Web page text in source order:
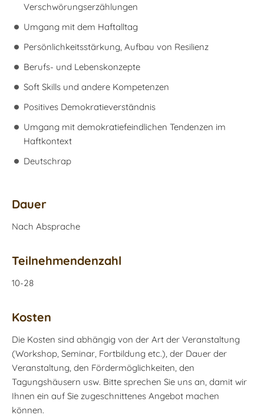
Verschwörungserzählungen
Umgang mit dem Haftalltag
Persönlichkeitsstärkung, Aufbau von Resilienz
Berufs- und Lebenskonzepte
Soft Skills und andere Kompetenzen
Positives Demokratieverständnis
Umgang mit demokratiefeindlichen Tendenzen im
Haftkontext
Deutschrap
Dauer
Nach Absprache
Teilnehmendenzahl
10-28
Kosten
Die Kosten sind abhängig von der Art der Veranstaltung
(Workshop, Seminar, Fortbildung etc.), der Dauer der
Veranstaltung, den Fördermöglichkeiten, den
Tagungshäusern usw. Bitte sprechen Sie uns an, damit wir
Ihnen ein auf Sie zugeschnittenes Angebot machen
können.